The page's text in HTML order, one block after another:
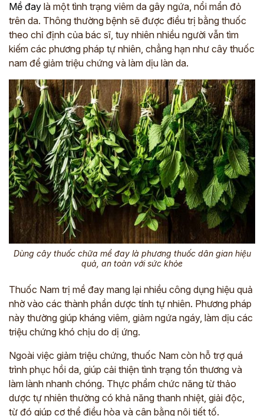
Mề đay là một tình trạng viêm da gây ngứa, nổi mẩn đỏ
trên da. Thông thường bệnh sẽ được điều trị bằng thuốc
theo chỉ định của bác sĩ, tuy nhiên nhiều người vẫn tìm
kiếm các phương pháp tự nhiên, chẳng hạn như cây thuốc
nam để giảm triệu chứng và làm dịu làn da.
Dùng cây thuốc chữa mề đay là phương thuốc dân gian hiệu
quả, an toàn với sức khỏe
Thuốc Nam trị mề đay mang lại nhiều công dụng hiệu quả
nhờ vào các thành phần dược tính tự nhiên. Phương pháp
này thường giúp kháng viêm, giảm ngứa ngáy, làm dịu các
triệu chứng khó chịu do dị ứng.
Ngoài việc giảm triệu chứng, thuốc Nam còn hỗ trợ quá
trình phục hồi da, giúp cải thiện tình trạng tổn thương và
làm lành nhanh chóng. Thực phẩm chức năng từ thảo
dược tự nhiên thường có khả năng thanh nhiệt, giải độc,
từ đó giúp cơ thể điều hòa và cân bằng nội tiết tố.